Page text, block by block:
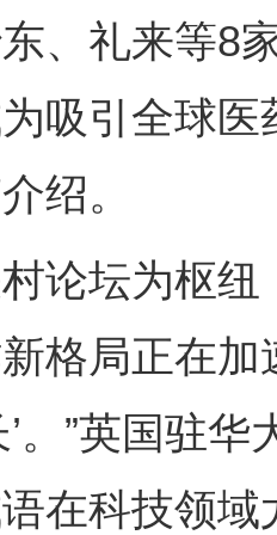
、礼来等8
吸引全球医
绍。
坛为枢纽
格局正在加
’。”英国驻
在科技领域